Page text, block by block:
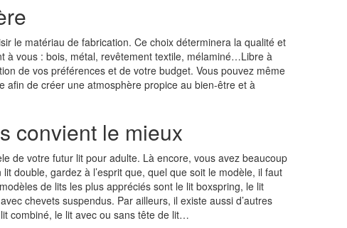
le matériau de fabrication. Ce choix déterminera la qualité et
à vous : bois, métal, revêtement textile, mélaminé…Libre à
de vos préférences et de votre budget. Vous pouvez même
afin de créer une atmosphère propice au bien-être et à
convient le mieux
de votre futur lit pour adulte. Là encore, vous avez beaucoup
double, gardez à l’esprit que, quel que soit le modèle, il faut
de lits les plus appréciés sont le lit boxspring, le lit
chevets suspendus. Par ailleurs, il existe aussi d’autres
combiné, le lit avec ou sans tête de lit…